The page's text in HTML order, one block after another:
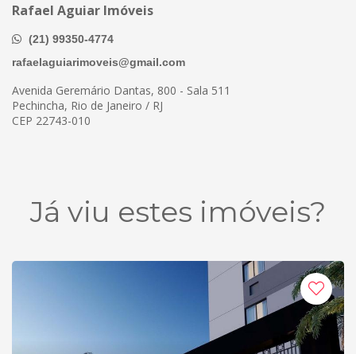
Rafael Aguiar Imóveis
(21) 99350-4774
rafaelaguiarimoveis@gmail.com
Avenida Geremário Dantas, 800 - Sala 511
Pechincha, Rio de Janeiro / RJ
CEP 22743-010
Já viu estes imóveis?